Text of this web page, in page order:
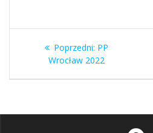
Nawigacja
wpisu
Poprzedni: Poprzedni
wpis:
PP
Wrocław 2022